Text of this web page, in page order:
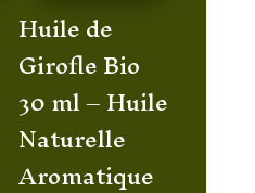
Huile de
Girofle Bio
30 ml – Huile
Naturelle
Aromatique